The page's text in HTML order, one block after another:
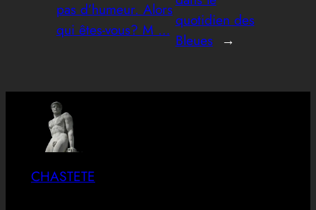
pas d’humeur. Alors
qui êtes-vous? M …
quotidien des
Bleues →
CHASTETE